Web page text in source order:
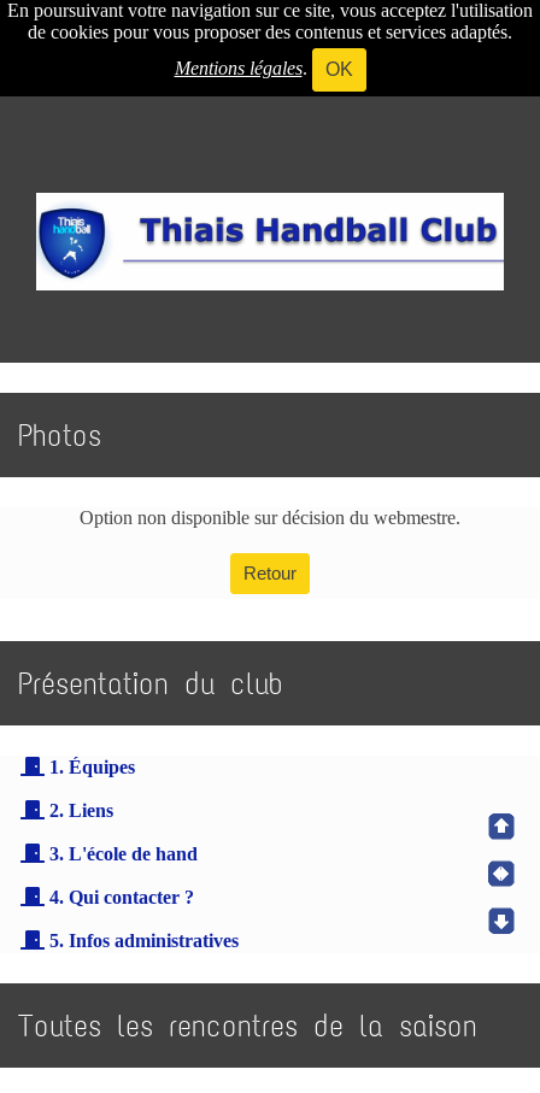
En poursuivant votre navigation sur ce site, vous acceptez l'utilisation
de cookies pour vous proposer des contenus et services adaptés.
Mentions légales. OK
Photos
Option non disponible sur décision du webmestre.
Retour
Présentation du club
1. Équipes
2. Liens
3. L'école de hand
4. Qui contacter ?
5. Infos administratives
Toutes les rencontres de la saison